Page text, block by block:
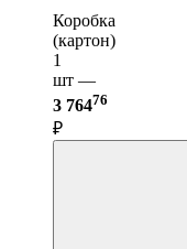
Коробка
(картон)
1
шт —
3 76476
₽